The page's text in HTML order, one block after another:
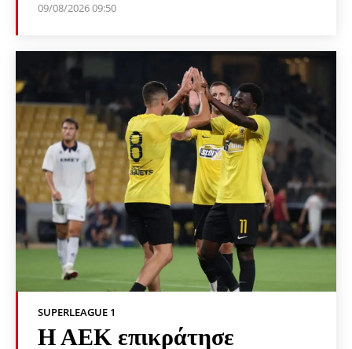
09/08/2026 09:50
SUPERLEAGUE 1
Η ΑΕΚ επικράτησε